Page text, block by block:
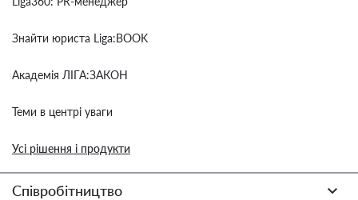
Знайти юриста Liga:BOOK
Академія ЛІГА:ЗАКОН
Теми в центрі уваги
Усі рішення і продукти
Співробітництво